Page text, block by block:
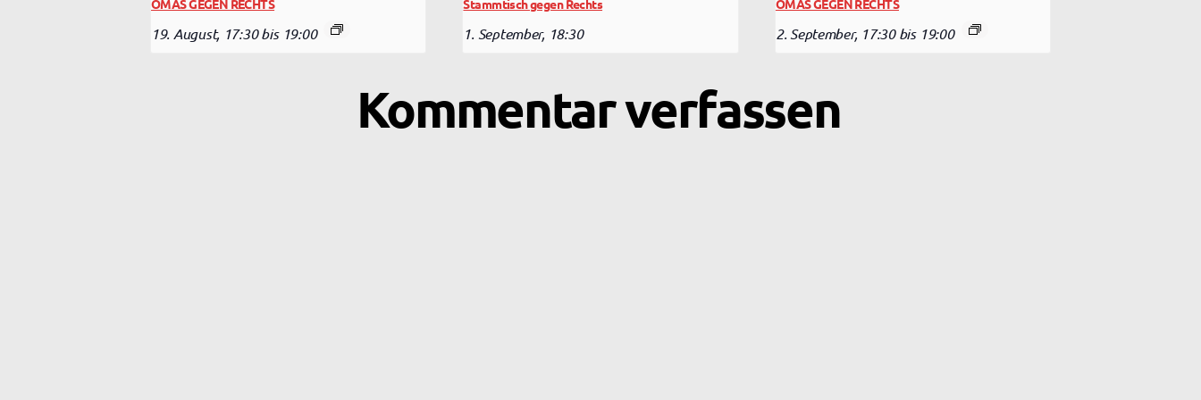
OMAS GEGEN RECHTS
19. August, 17:30 bis 19:00
Stammtisch gegen Rechts
1. September, 18:30
OMAS GEGEN RECHTS
2. September, 17:30 bis 19:00
Kommentar verfassen